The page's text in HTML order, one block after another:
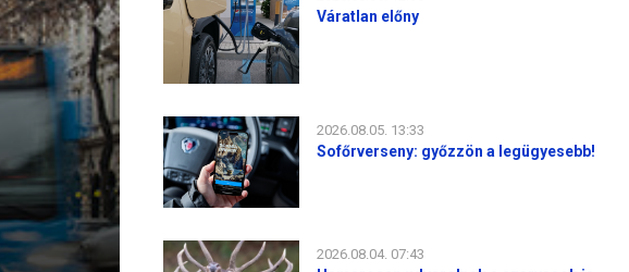
Váratlan előny
2026.08.05. 13:33
Sofőrverseny: győzzön a legügyesebb!
2026.08.04. 07:43